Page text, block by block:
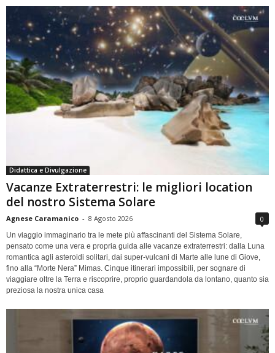
Didattica e Divulgazione
Vacanze Extraterrestri: le migliori location
del nostro Sistema Solare
Agnese Caramanico - 8 Agosto 2026 0
Un viaggio immaginario tra le mete più affascinanti del Sistema Solare,
pensato come una vera e propria guida alle vacanze extraterrestri: dalla Luna
romantica agli asteroidi solitari, dai super-vulcani di Marte alle lune di Giove,
fino alla “Morte Nera” Mimas. Cinque itinerari impossibili, per sognare di
viaggiare oltre la Terra e riscoprire, proprio guardandola da lontano, quanto sia
preziosa la nostra unica casa